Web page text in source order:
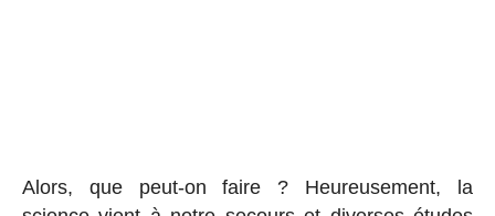
Alors, que peut-on faire ? Heureusement, la